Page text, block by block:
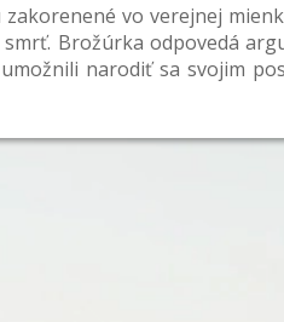
vo verejnej
Brožúrka odpovedá
narodiť sa svojim